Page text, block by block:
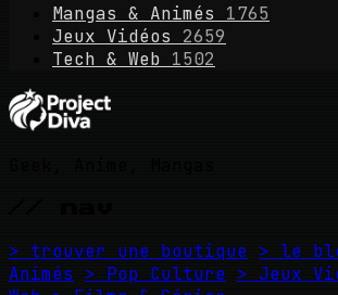
Mangas & Animés
1765
Jeux Vidéos
2659
Tech & Web 1502
> trouver une boutique > le
Animés
> Pop Culture > Jeux